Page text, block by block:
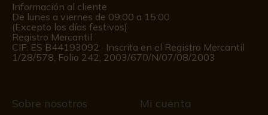
Información al cliente
De lunes a viernes de 09:00 a 15:00
(Excepto los días festivos)
Registro Mercantil
CIF: ES B44193092 · Inscrita en el Registro Mercantil
1/28/578, Folio 242, 2003/670/N/07/08/2003
Sobre nosotros Mi cuenta